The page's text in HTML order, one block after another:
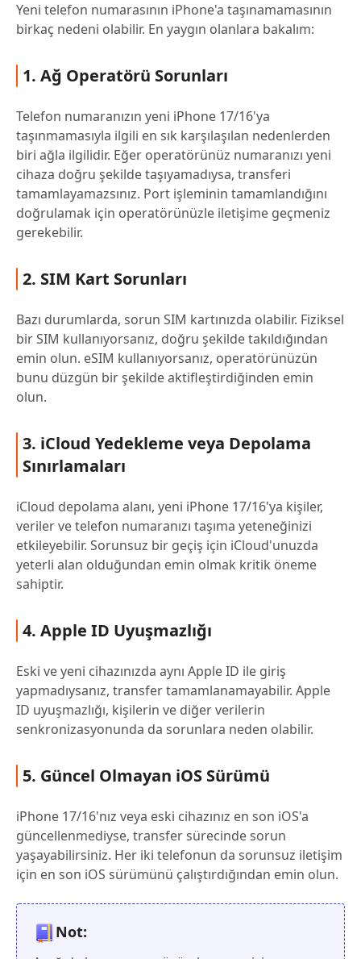
Yeni telefon numarasının iPhone'a taşınamamasının
birkaç nedeni olabilir. En yaygın olanlara bakalım:
1. Ağ Operatörü Sorunları
Telefon numaranızın yeni iPhone 17/16'ya
taşınmamasıyla ilgili en sık karşılaşılan nedenlerden
biri ağla ilgilidir. Eğer operatörünüz numaranızı yeni
cihaza doğru şekilde taşıyamadıysa, transferi
tamamlayamazsınız. Port işleminin tamamlandığını
doğrulamak için operatörünüzle iletişime geçmeniz
gerekebilir.
2. SIM Kart Sorunları
Bazı durumlarda, sorun SIM kartınızda olabilir. Fiziksel
bir SIM kullanıyorsanız, doğru şekilde takıldığından
emin olun. eSIM kullanıyorsanız, operatörünüzün
bunu düzgün bir şekilde aktifleştirdiğinden emin
olun.
3. iCloud Yedekleme veya Depolama
Sınırlamaları
iCloud depolama alanı, yeni iPhone 17/16'ya kişiler,
veriler ve telefon numaranızı taşıma yeteneğinizi
etkileyebilir. Sorunsuz bir geçiş için iCloud'unuzda
yeterli alan olduğundan emin olmak kritik öneme
sahiptir.
4. Apple ID Uyuşmazlığı
Eski ve yeni cihazınızda aynı Apple ID ile giriş
yapmadıysanız, transfer tamamlanamayabilir. Apple
ID uyuşmazlığı, kişilerin ve diğer verilerin
senkronizasyonunda da sorunlara neden olabilir.
5. Güncel Olmayan iOS Sürümü
iPhone 17/16'nız veya eski cihazınız en son iOS'a
güncellenmediyse, transfer sürecinde sorun
yaşayabilirsiniz. Her iki telefonun da sorunsuz iletişim
için en son iOS sürümünü çalıştırdığından emin olun.
Not: